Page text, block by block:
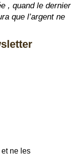
, quand le dernier
que l’argent ne
ne les